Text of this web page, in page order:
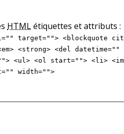
HTMLétiquettes et attributs :
target=""> <blockquote
<strong> <del
<ul> <ol start=""> <li>
width="">